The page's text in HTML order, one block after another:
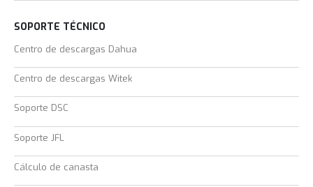
SOPORTE TÉCNICO
Centro de descargas Dahua
Centro de descargas Witek
Soporte DSC
Soporte JFL
Cálculo de canasta